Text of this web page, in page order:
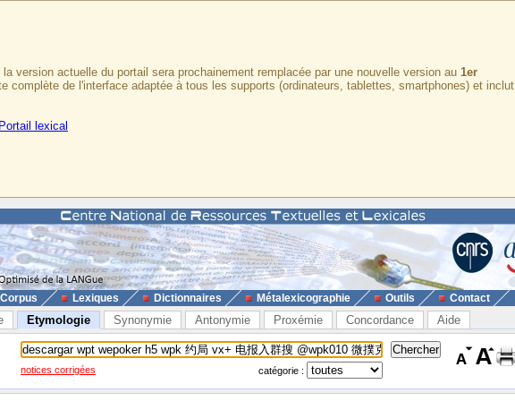
version actuelle du portail sera prochainement remplacée par une nouvelle version au 1er
complète de l'interface adaptée à tous les supports (ordinateurs, tablettes, smartphones) et inclut
Portail lexical
Corpus Lexiques Dictionnaires Métalexicographie Outils Contact
Etymologie Synonymie Antonymie Proxémie Concordance Aide
notices corrigées catégorie :